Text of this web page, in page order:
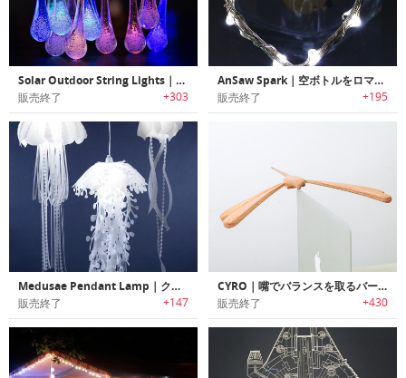
Solar Outdoor String Lights｜ソーラーパネル付きで電源不要のアウトドアストリングLEDライト
販売終了 +303
AnSaw Spark｜空ボトルをロマンチックなデコレーションライトに変身させるワインボトルライト
販売終了 +195
Medusae Pendant Lamp｜クラゲをモチーフにデザインされたランプ
販売終了 +147
CYRO｜嘴でバランスを取るバードデザインウッドランプ「サイロ」
販売終了 +430